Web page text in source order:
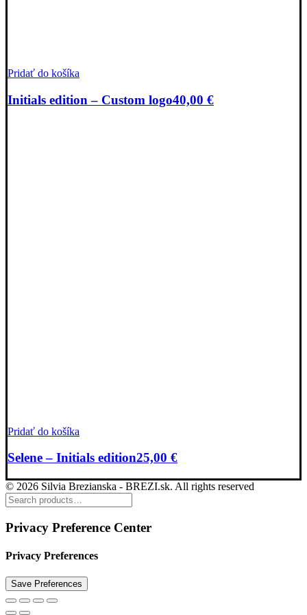
Pridať do košíka
Initials edition – Custom logo40,00 €
Pridať do košíka
Selene – Initials edition25,00 €
© 2026 Silvia Brezianska - BREZI.sk. All rights reserved
Privacy Preference Center
Privacy Preferences